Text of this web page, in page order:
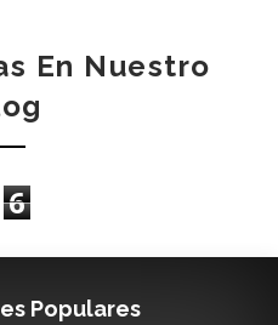
En Nuestro
6
Populares